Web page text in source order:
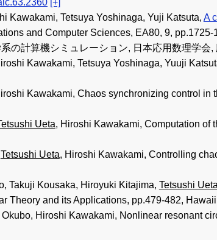
[+]
Kawakami, Tetsuya Yoshinaga, Yuji Katsuta, A
and Computer Sciences, EA80, 9, pp.1725-
の計算機シミュレーション, 日本応用数理学会
Kawakami, Tetsuya Yoshinaga, Yuuji
Kawakami, Chaos synchronizing control in
Ueta, Hiroshi Kawakami, Computation of
Tetsushi Ueta, Hiroshi Kawakami, Controlling
Takuji Kousaka, Hiroyuki Kitajima, Tetsushi Ueta
Theory and its Applications, pp.479-482,
Okubo, Hiroshi Kawakami, Nonlinear resonant